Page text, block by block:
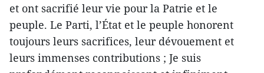
et ont sacrifié leur vie pour la Patrie et le
peuple. Le Parti, l’État et le peuple honorent
toujours leurs sacrifices, leur dévouement et
leurs immenses contributions ; Je suis